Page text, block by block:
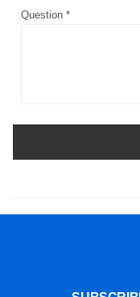
Question *